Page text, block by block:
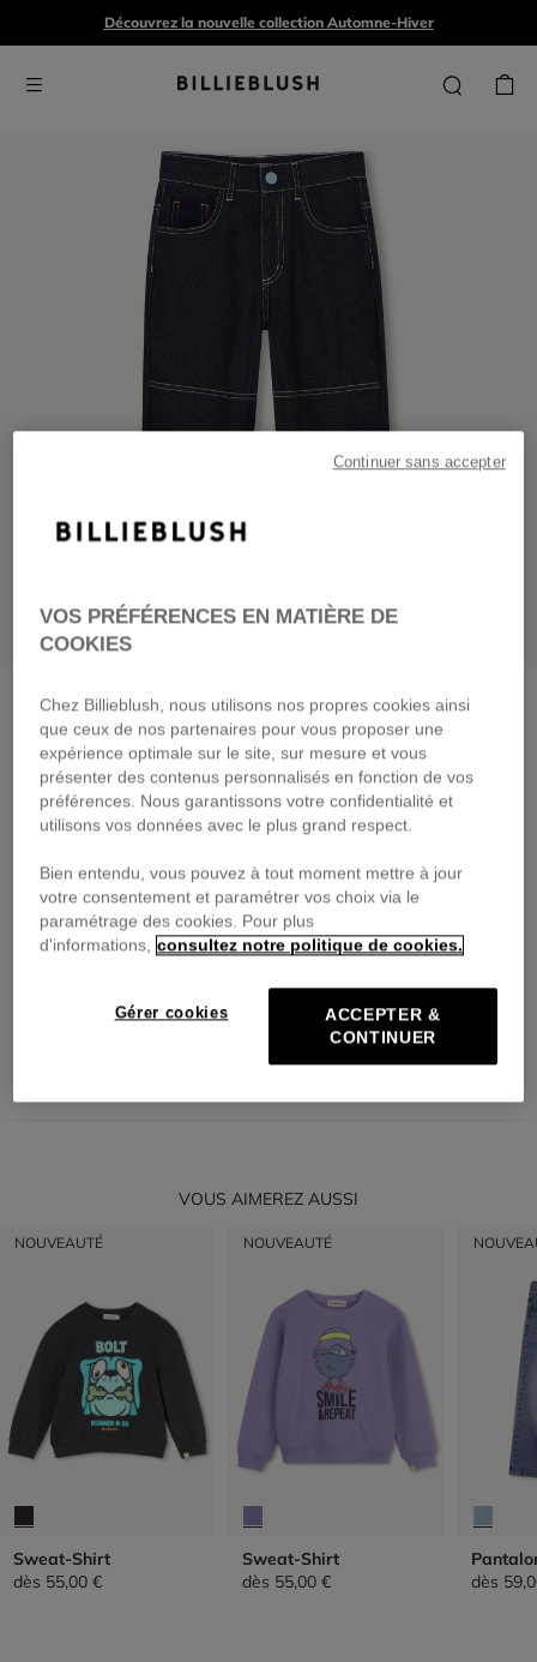
Découvrez la nouvelle collection Automne-Hiver
Pantalon en denim denim brut
dès 59,00 €
Payez en 4 fois sans frais avec
🔒Paiement sécurisé & retours faciles
DESCRIPTION
COMPOSITION
VOUS AIMEREZ AUSSI
NOUVEAUTÉ
Sweat-Shirt
dès 55,00 €
NOUVEAUTÉ
Sweat-Shirt
dès 55,00 €
dès
VOS PRÉFÉRENCES EN MATIÈRE DE
COOKIES
Chez Billieblush, nous utilisons nos propres cookies ainsi
que ceux de nos partenaires pour vous proposer une
expérience optimale sur le site, sur mesure et vous
présenter des contenus personnalisés en fonction de vos
préférences. Nous garantissons votre confidentialité et
utilisons vos données avec le plus grand respect.
Bien entendu, vous pouvez à tout moment mettre à jour
votre consentement et paramétrer vos choix via le
paramétrage des cookies. Pour plus
d'informations, consultez notre politique de cookies.
Gérer cookies
ACCEPTER &
CONTINUER
Continuer sans accepter